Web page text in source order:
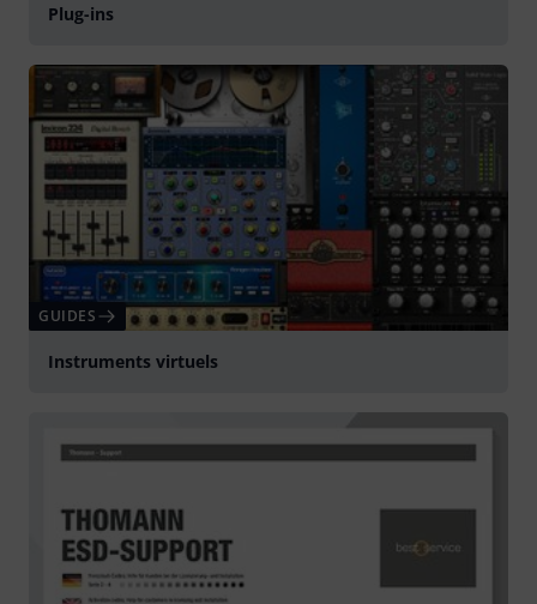
Plug-ins
GUIDES
Instruments virtuels